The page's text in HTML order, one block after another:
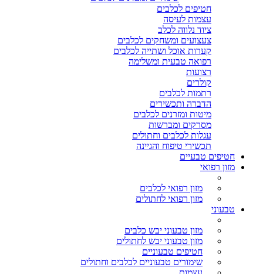
חטיפים לכלבים
עצמות לעיסה
ציוד נלווה לכלב
צעצועים ומשחקים לכלבים
קערות אוכל ושתייה לכלבים
רפואה טבעית ומשלימה
רצועות
קולרים
רתמות לכלבים
הדברה ותכשירים
מיטות ומזרנים לכלבים
מסרקים ומברשות
עגלות לכלבים וחתולים
תכשירי טיפוח והגיינה
חטיפים טבעיים
מזון רפואי
מזון רפואי לכלבים
מזון רפואי לחתולים
טבעוני
מזון טבעוני יבש כלבים
מזון טבעוני יבש לחתולים
חטיפים טבעוניים
שימורים טבעוניים לכלבים וחתולים